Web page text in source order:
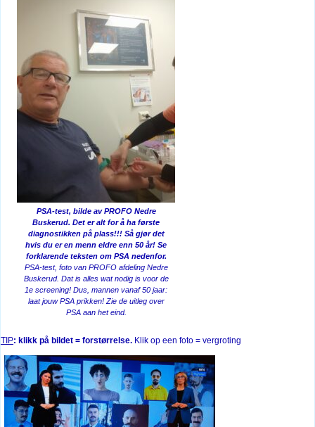
PSA-test, bilde av PROFO Nedre
Buskerud. Det er alt for å ha første
diagnostikken på plass!!! Så gjør det
hvis du er en menn eldre enn 50 år! Se
forklarende teksten om PSA nedenfor.
PSA-test, foto van PROFO afdeling Nedre
Buskerud. Dat is alles wat nodig is voor de
1e screening! Dus, mannen vanaf 50 jaar:
laat jouw PSA prikken! Zie de uitleg over
PSA aan het eind.
TIP: klikk på bildet = forstørrelse. Klik op een foto = vergroting